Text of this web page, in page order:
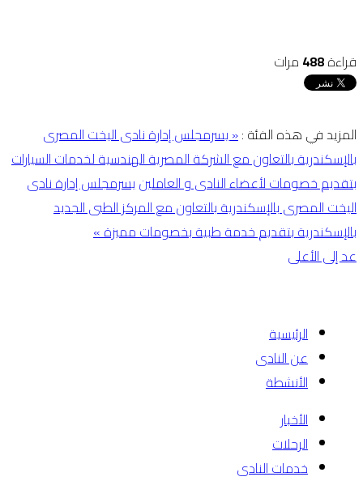
قراءة488 مرات
المزيد في هذه الفئة :« يسرمجلس إدارة نادى اليخت المصرى
بالإسكندرية بالتعاون مع الشركة المصرية الهندسية لخدمات السيارات
بتقديم خصومات لأعضاء النادى و العاملينيسرمجلس إدارة نادى
اليخت المصرى بالإسكندرية بالتعاون مع المركز الطبى الجديد
بالإسكندرية بتقديم خدمة طبية بخصومات مميزة »
عد إلى الأعلى
الرئيسية
عن النادى
الأنشطة
الأخبار
الرحلات
خدمات النادى